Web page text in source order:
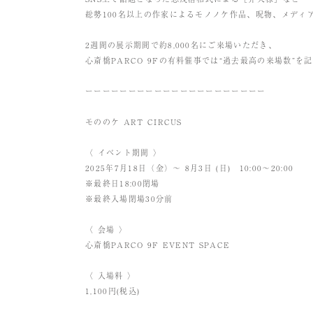
総勢100名以上の作家によるモノノケ作品、呪物、メディ
2週間の展示期間で約8,000名にご来場いただき、
心斎橋PARCO 9Fの有料催事では“過去最高の来場数”を
ーーーーーーーーーーーーーーーーーーーーー
モののケ ART CIRCUS
〈 イベント期間 〉
2025年7月18日（金）〜 8月3日 (日) 10:00～20:00
※最終日18:00閉場
※最終入場閉場30分前
〈 会場 〉
心斎橋PARCO 9F EVENT SPACE
〈 入場料 〉
1,100円(税込)